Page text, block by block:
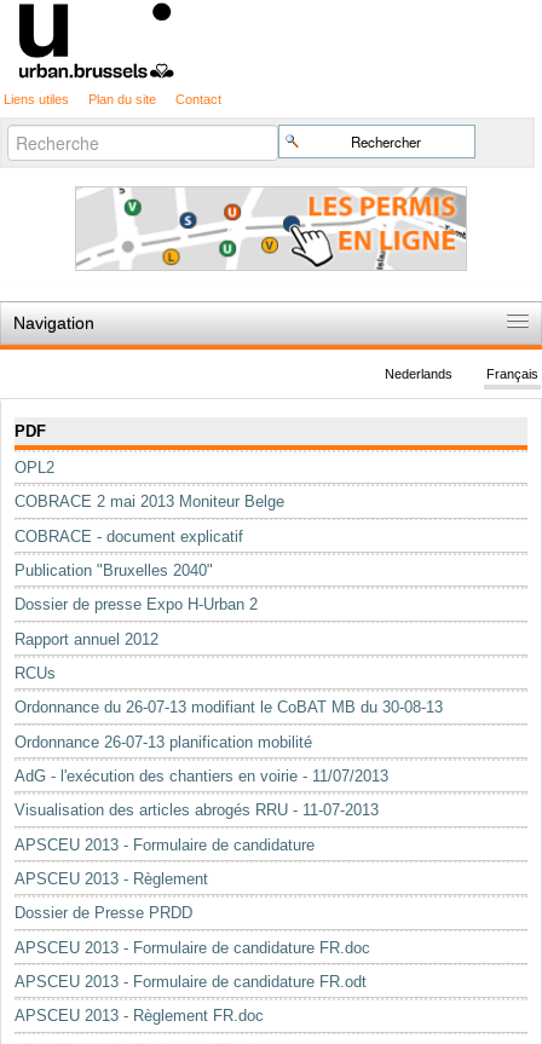
Liens utiles Plan du site Contact
Chercher par
Recherche
avancée…
Navigation
Règles du jeu
Permis d'urbanisme
Cartographie
Etudes et publications
Mots-clés
Renseignements urbanistiques
Français
Nederlands
PDF
OPL2
COBRACE 2 mai 2013 Moniteur Belge
COBRACE - document explicatif
Publication "Bruxelles 2040"
Dossier de presse Expo H-Urban 2
Rapport annuel 2012
RCUs
Ordonnance du 26-07-13 modifiant le CoBAT MB du 30-08-13
Ordonnance 26-07-13 planification mobilité
AdG - l'exécution des chantiers en voirie - 11/07/2013
Visualisation des articles abrogés RRU - 11-07-2013
APSCEU 2013 - Formulaire de candidature
APSCEU 2013 - Règlement
Dossier de Presse PRDD
APSCEU 2013 - Formulaire de candidature FR.doc
APSCEU 2013 - Formulaire de candidature FR.odt
APSCEU 2013 - Règlement FR.doc